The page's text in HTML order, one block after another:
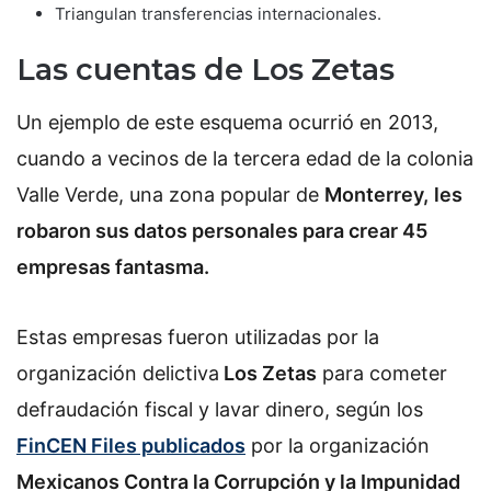
Triangulan transferencias internacionales.
Las cuentas de Los Zetas
Un ejemplo de este esquema ocurrió en 2013,
cuando a vecinos de la tercera edad de la colonia
Valle Verde, una zona popular de Monterrey, les
robaron sus datos personales para crear 45
empresas fantasma.
Estas empresas fueron utilizadas por la
organización delictiva Los Zetas para cometer
defraudación fiscal y lavar dinero, según los
FinCEN Files publicados por la organización
Mexicanos Contra la Corrupción y la Impunidad